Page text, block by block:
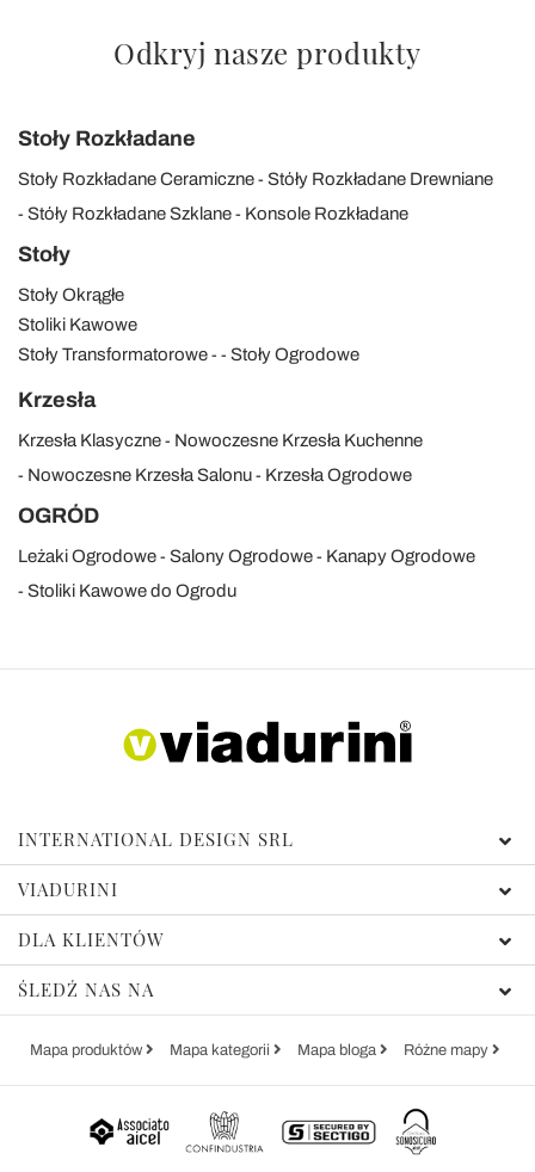
Odkryj nasze produkty
Stoły Rozkładane
Stoły Rozkładane Ceramiczne
Stóły Rozkładane Drewniane
Stóły Rozkładane Szklane
Konsole Rozkładane
Stoły
Stoły Okrągłe
Stoliki Kawowe
Stoły Transformatorowe
Stoły Ogrodowe
Krzesła
Krzesła Klasyczne
Nowoczesne Krzesła Kuchenne
Nowoczesne Krzesła Salonu
Krzesła Ogrodowe
OGRÓD
Leżaki Ogrodowe Salony Ogrodowe
Kanapy Ogrodowe
Stoliki Kawowe do Ogrodu
INTERNATIONAL DESIGN SRL
VIADURINI
DLA KLIENTÓW
ŚLEDŹ NAS NA
Mapa produktów Mapa kategorii Mapa bloga Różne mapy